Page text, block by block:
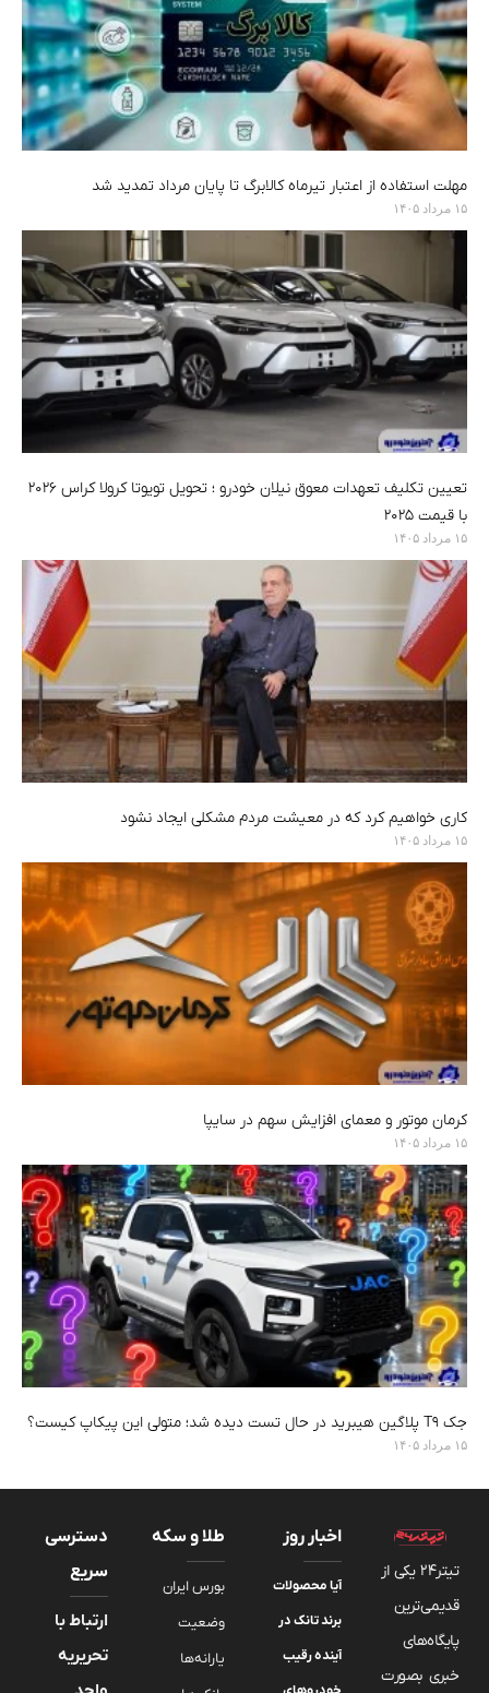
مهلت استفاده از اعتبار تیرماه کالابرگ تا پایان مرداد تمدید شد
۱۵ مرداد ۱۴۰۵
تعیین تکلیف تعهدات معوق نیلان خودرو ؛ تحویل تویوتا کرولا کراس ۲۰۲۶
با قیمت ۲۰۲۵
۱۵ مرداد ۱۴۰۵
کاری خواهیم کرد که در معیشت مردم مشکلی ایجاد نشود
۱۵ مرداد ۱۴۰۵
کرمان موتور و معمای افزایش سهم در سایپا
۱۵ مرداد ۱۴۰۵
جک T9 پلاگین هیبرید در حال تست دیده شد؛ متولی این پیکاپ کیست؟
۱۵ مرداد ۱۴۰۵
تیتر24 یکی از
قدیمی‌ترین
پایگاه‌های
خبری بصورت
اخبار روز
آیا محصولات
برند تانک در
آینده رقیب
طلا و سکه
بورس ایران
وضعیت
یارانه‌ها
دسترسی
سریع
ارتباط با
تحریریه